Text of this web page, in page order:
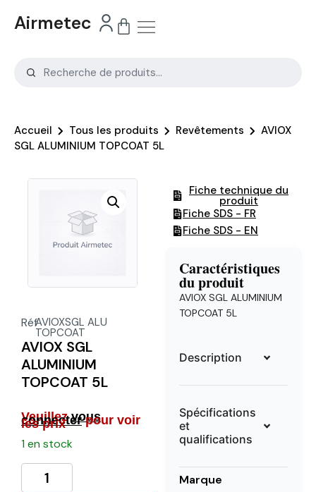
Airmetec
Accueil Tous les produits Revêtements
AVIOX
SGL ALUMINIUM TOPCOAT 5L
RéfAVIOXSGL ALU
TOPCOAT
AVIOX SGL
ALUMINIUM
TOPCOAT 5L
Veuillezvous
connecterpour voir
les prix
1 en stock
Fiche technique du
produit
Fiche SDS - FR
Fiche SDS - EN
Caractéristiques
du produit
AVIOX SGL ALUMINIUM
TOPCOAT 5L
Description
Spécifications
et
qualifications
Marque